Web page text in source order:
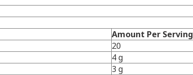
Amount Per Serving
20
4 g
3 g